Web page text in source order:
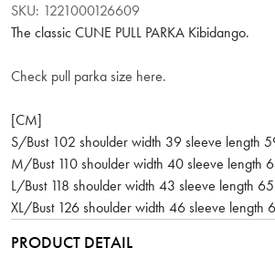
SKU: 1221000126609
The classic CUNE PULL PARKA Kibidango.
Check pull parka size here.
[CM]
S/Bust 102 shoulder width 39 sleeve length
M/Bust 110 shoulder width 40 sleeve length
L/Bust 118 shoulder width 43 sleeve length
XL/Bust 126 shoulder width 46 sleeve length
PRODUCT DETAIL